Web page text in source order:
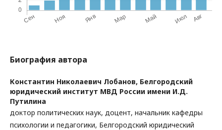
Биография автора
Константин Николаевич Лобанов, Белгородский
юридический институт МВД России имени И.Д.
Путилина
доктор политических наук, доцент, начальник кафедры
психологии и педагогики, Белгородский юридический